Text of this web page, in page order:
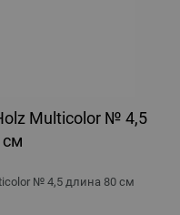
Multicolor № 4,5
см
№ 4,5 длина 80 см